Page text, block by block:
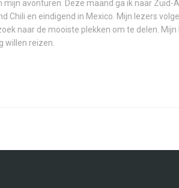
mijn avonturen. Deze maand ga ik naar Zuid-
Chili en eindigend in Mexico. Mijn lezers
naar de mooiste plekken om te delen.
willen reizen.